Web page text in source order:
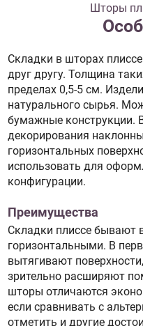
Шторы
Складки в шторах
друг другу. Толщина
пределах 0,5-5 см.
натурального сырья.
бумажные конструкции.
декорирования
горизонтальных
использовать для
конфигурации.
Преимущества
Складки плиссе бывают
горизонтальными. В
вытягивают
зрительно расширяют
шторы отличаются
если сравнивать с
отметить и другие